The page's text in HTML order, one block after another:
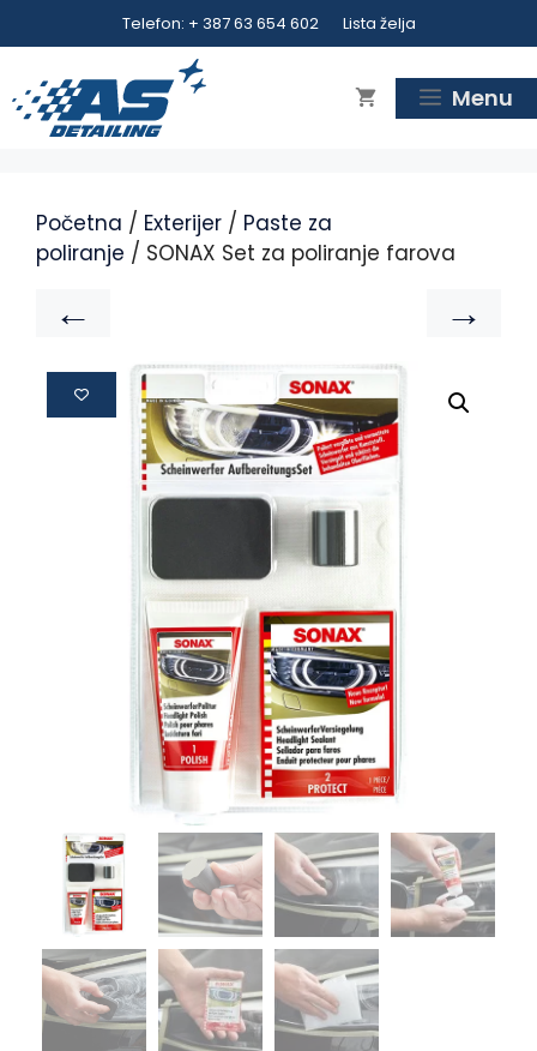
Telefon: + 387 63 654 602 Lista želja
Menu
Početna / Exterijer / Paste za
poliranje / SONAX Set za poliranje farova
← →